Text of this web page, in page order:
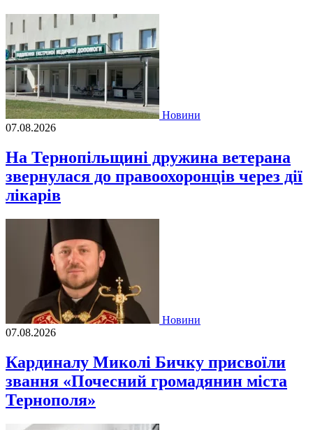
Новини
07.08.2026
На Тернопільщині дружина ветерана
звернулася до правоохоронців через дії
лікарів
Новини
07.08.2026
Кардиналу Миколі Бичку присвоїли
звання «Почесний громадянин міста
Тернополя»